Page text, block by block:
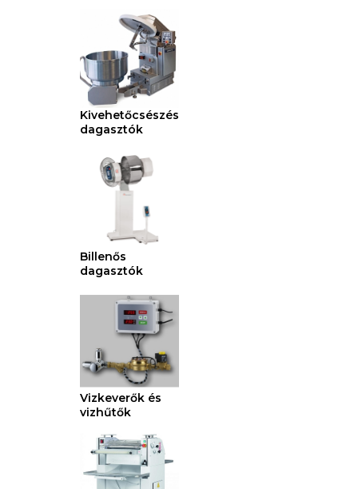
Kivehetőcsészés
dagasztók
Billenős
dagasztók
Vizkeverők és
vizhűtők